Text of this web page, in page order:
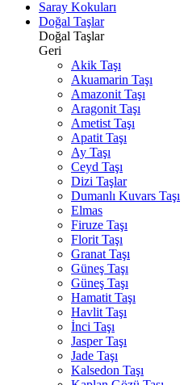
Saray Kokuları
Doğal Taşlar
Doğal Taşlar
Geri
Akik Taşı
Akuamarin Taşı
Amazonit Taşı
Aragonit Taşı
Ametist Taşı
Apatit Taşı
Ay Taşı
Ceyd Taşı
Dizi Taşlar
Dumanlı Kuvars Taşı
Elmas
Firuze Taşı
Florit Taşı
Granat Taşı
Güneş Taşı
Güneş Taşı
Hamatit Taşı
Havlit Taşı
İnci Taşı
Jasper Taşı
Jade Taşı
Kalsedon Taşı